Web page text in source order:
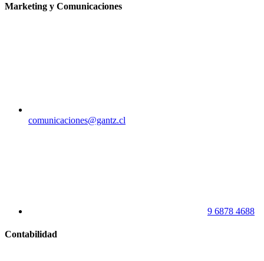
Marketing y Comunicaciones
comunicaciones@gantz.cl
9 6878 4688
Contabilidad